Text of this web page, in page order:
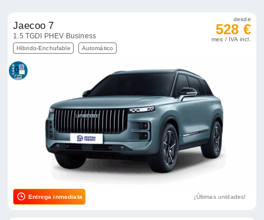
Jaecoo 7
1.5 TGDI PHEV Business
Híbrido-Enchufable Automático
desde
528 €
mes / IVA incl.
Entrega inmediata ¡Últimas unidades!